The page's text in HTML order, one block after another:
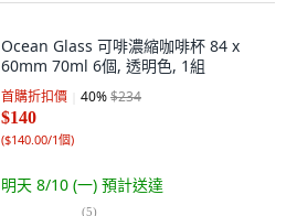
Ocean Glass 可啡濃縮咖啡杯 84 x
60mm 70ml 6個, 透明色, 1組
首購折扣價 40%$234
$140
($140.00/1個)
明天 8/10 (一) 預計送達
(5)